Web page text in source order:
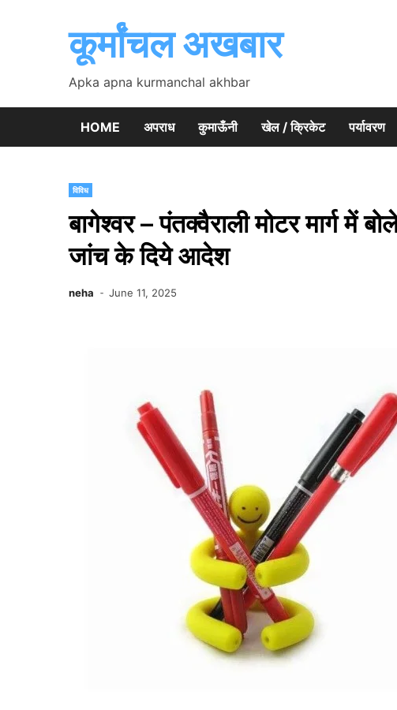
कूर्मांचल अखबार
Apka apna kurmanchal akhbar
HOME अपराध कुमाऊँनी खेल / क्रिकेट पर्यावरण
विविध
बागेश्वर – पंतक्वैराली मोटर मार्ग में
जांच के दिये आदेश
neha June 11, 2025